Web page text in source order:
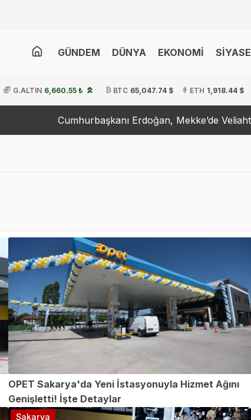
GÜNDEM DÜNYA EKONOMİ
G.ALTIN 6,660.55 ₺ BTC 65,047.74 $ ETH 1,918.44 $
Erdoğan, Mekke’de Veliaht Prens Selman ile
OPET Sakarya'da Yeni İstasyonuyla Hizmet Ağını
Genişletti! İşte Detaylar
Sakarya